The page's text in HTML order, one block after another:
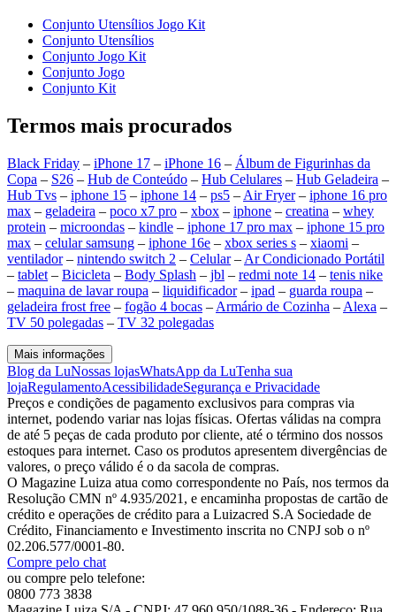
Conjunto Utensílios Jogo Kit
Conjunto Utensílios
Conjunto Jogo Kit
Conjunto Jogo
Conjunto Kit
Termos mais procurados
Black Friday – iPhone 17 – iPhone 16 – Álbum de Figurinhas da
Copa – S26 – Hub de Conteúdo – Hub Celulares – Hub Geladeira –
Hub Tvs – iphone 15 – iphone 14 – ps5 – Air Fryer– iphone 16 pro
max – geladeira – poco x7 pro – xbox – iphone – creatina – whey
protein – microondas – kindle – iphone 17 pro max – iphone 15 pro
max – celular samsung – iphone 16e – xbox series s – xiaomi –
ventilador– nintendo switch 2 – Celular– Ar Condicionado Portátil
– tablet – Bicicleta – Body Splash – jbl – redmi note 14 – tenis nike
– maquina de lavar roupa – liquidificador– ipad – guarda roupa –
geladeira frost free – fogão 4 bocas – Armário de Cozinha – Alexa –
TV 50 polegadas – TV 32 polegadas
Mais informações
Blog da LuNossas lojasWhatsApp da LuTenha sua
lojaRegulamentoAcessibilidadeSegurança e Privacidade
Preços e condições de pagamento exclusivos para compras via
internet, podendo variar nas lojas físicas. Ofertas válidas na compra
de até 5 peças de cada produto por cliente, até o término dos nossos
estoques para internet. Caso os produtos apresentem divergências de
valores, o preço válido é o da sacola de compras.
O Magazine Luiza atua como correspondente no País, nos termos da
Resolução CMN nº 4.935/2021, e encaminha propostas de cartão de
crédito e operações de crédito para a Luizacred S.A Sociedade de
Crédito, Financiamento e Investimento inscrita no CNPJ sob o nº
02.206.577/0001-80.
Compre pelo chat
ou compre pelo telefone:
0800 773 3838